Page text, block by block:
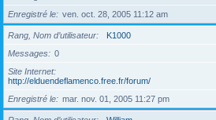
Enregistré le
ven. oct. 28, 2005 11:12 am
Rang, Nom d’utilisateur
K1000
Messages
0
Site Internet
http://elduendeflamenco.free.fr/forum/
Enregistré le
mar. nov. 01, 2005 11:27 pm